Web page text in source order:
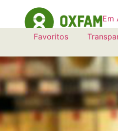
Em
Favoritos